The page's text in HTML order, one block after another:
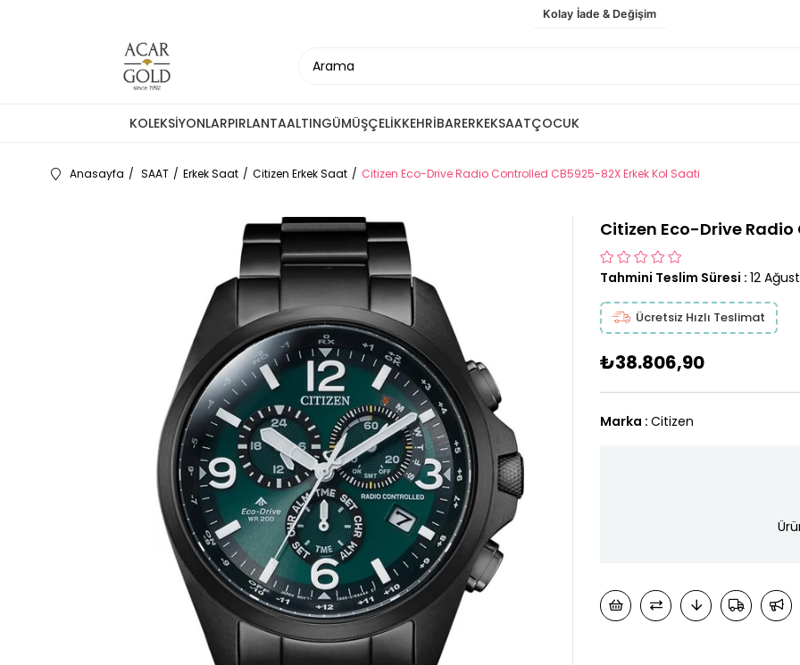
Kolay İade & Değişim
KOLEKSİYONLARPIRLANTAALTINGÜMÜŞÇELİKKEHRİBARERKEKSAATÇOCUK
Anasayfa SAAT Erkek Saat Citizen Erkek Saat Citizen Eco-Drive Radio Controlled CB5925-82X Erkek Kol Saati
Citizen Eco-Drive
Tahmini Teslim Süresi : 12
Ücretsiz Hızlı Teslimat
₺38.806,90
Marka : Citizen